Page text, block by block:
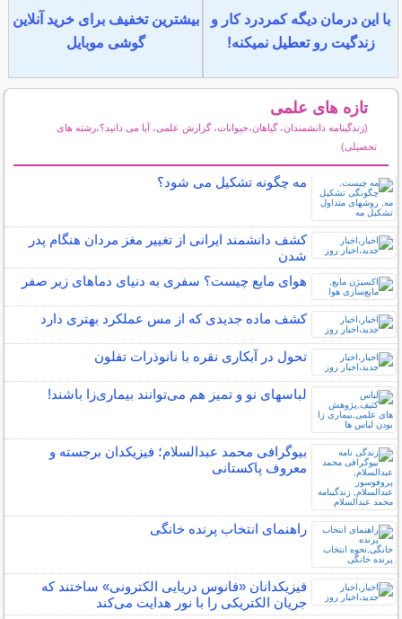
با این درمان دیگه کمردرد کار و
زندگیت رو تعطیل نمیکنه!
بیشترین تخفیف برای خرید آنلاین
گوشی موبایل
تازه های علمی
(زندگینامه دانشمندان، گیاهان،حیوانات، گزارش علمی، آیا می دانید؟،رشته های
تحصیلی)
مه چگونه تشکیل می شود؟
کشف دانشمند ایرانی از تغییر مغز مردان هنگام پدر
شدن
هوای مایع چیست؟ سفری به دنیای دماهای زیر صفر
کشف ماده جدیدی که از مس عملکرد بهتری دارد
تحول در آبکاری نقره با نانوذرات تفلون
لباس‎های نو و تمیز هم می‌توانند بیماری‌زا باشند!
بیوگرافی محمد عبدالسلام؛ فیزیکدان برجسته و
معروف پاکستانی
راهنمای انتخاب پرنده خانگی
فیزیکدانان «فانوس دریایی الکترونی» ساختند که
جریان الکتریکی را با نور هدایت می‌کند